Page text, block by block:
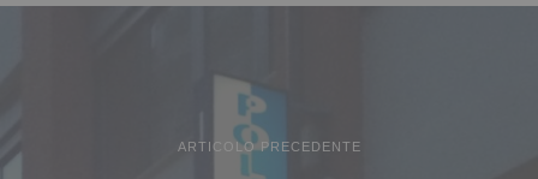
ARTICOLO PRECEDENTE